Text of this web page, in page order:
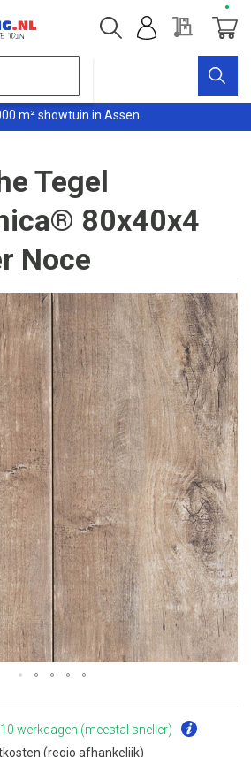
m² showtuin in Assen
Offerte
Tegel
80x40x4
Noce
werkdagen (meestal sneller)
(regio afhankelijk)